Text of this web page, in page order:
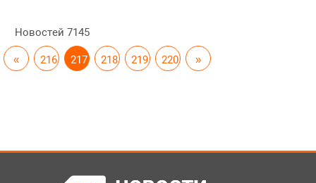
Новостей 7145
« 216 217 218 219 220 »